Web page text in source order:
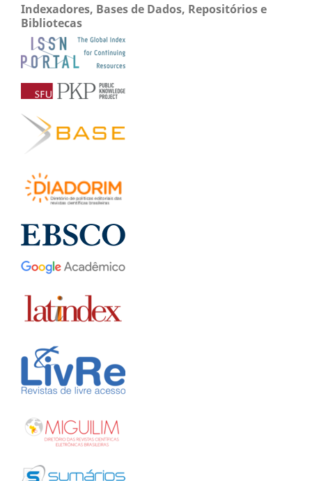
Indexadores, Bases de Dados, Repositórios e
Bibliotecas